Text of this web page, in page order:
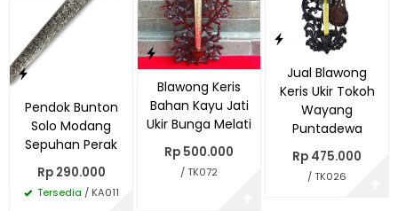
Pendok Bunton
Solo Modang
Sepuhan Perak
Rp 290.000
Tersedia / KA011
Blawong Keris
Bahan Kayu Jati
Ukir Bunga Melati
Rp 500.000
/ TK072
Jual Blawong
Keris Ukir Tokoh
Wayang
Puntadewa
Rp 475.000
/ TK026